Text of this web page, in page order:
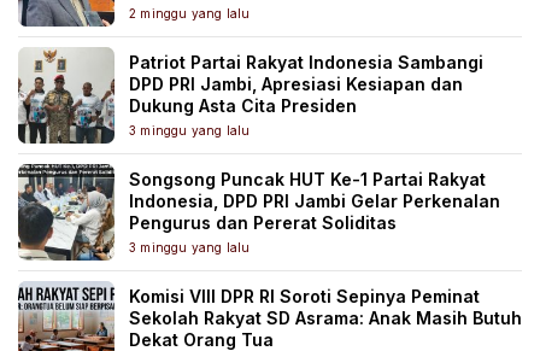
2 minggu yang lalu
Patriot Partai Rakyat Indonesia Sambangi
DPD PRI Jambi, Apresiasi Kesiapan dan
Dukung Asta Cita Presiden
3 minggu yang lalu
Songsong Puncak HUT Ke-1 Partai Rakyat
Indonesia, DPD PRI Jambi Gelar Perkenalan
Pengurus dan Pererat Soliditas
3 minggu yang lalu
Komisi VIII DPR RI Soroti Sepinya Peminat
Sekolah Rakyat SD Asrama: Anak Masih Butuh
Dekat Orang Tua